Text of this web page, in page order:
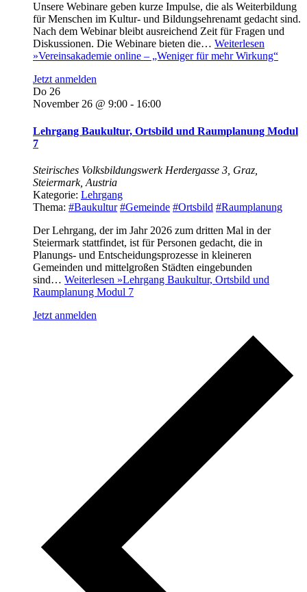
Unsere Webinare geben kurze Impulse, die als Weiterbildung
für Menschen im Kultur- und Bildungsehrenamt gedacht sind.
Nach dem Webinar bleibt ausreichend Zeit für Fragen und
Diskussionen. Die Webinare bieten die… Weiterlesen
»Vereinsakademie online – „Weniger für mehr Wirkung“
Jetzt anmelden
Do 26
November 26 @ 9:00 - 16:00
Lehrgang Baukultur, Ortsbild und Raumplanung Modul
7
Steirisches Volksbildungswerk Herdergasse 3, Graz,
Steiermark, Austria
Kategorie: Lehrgang
Thema: #Baukultur #Gemeinde #Ortsbild #Raumplanung
Der Lehrgang, der im Jahr 2026 zum dritten Mal in der
Steiermark stattfindet, ist für Personen gedacht, die in
Planungs- und Entscheidungsprozesse in kleineren
Gemeinden und mittelgroßen Städten eingebunden
sind… Weiterlesen »Lehrgang Baukultur, Ortsbild und
Raumplanung Modul 7
Jetzt anmelden